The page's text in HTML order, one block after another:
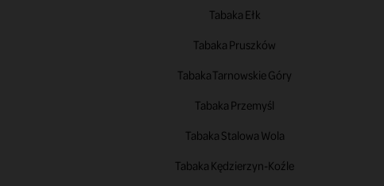
Tabaka Ełk
Tabaka Pruszków
Tabaka Tarnowskie Góry
Tabaka Przemyśl
Tabaka Stalowa Wola
Tabaka Kędzierzyn-Koźle